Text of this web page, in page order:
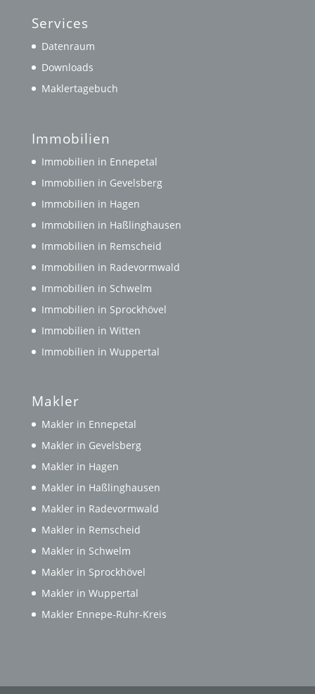
Services
Datenraum
Downloads
Maklertagebuch
Immobilien
Immobilien in Ennepetal
Immobilien in Gevelsberg
Immobilien in Hagen
Immobilien in Haßlinghausen
Immobilien in Remscheid
Immobilien in Radevormwald
Immobilien in Schwelm
Immobilien in Sprockhövel
Immobilien in Witten
Immobilien in Wuppertal
Makler
Makler in Ennepetal
Makler in Gevelsberg
Makler in Hagen
Makler in Haßlinghausen
Makler in Radevormwald
Makler in Remscheid
Makler in Schwelm
Makler in Sprockhövel
Makler in Wuppertal
Makler Ennepe-Ruhr-Kreis